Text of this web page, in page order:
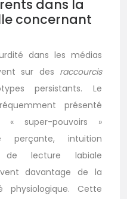
dans la
concernant
dans les médias
sur des raccourcis
persistants. Le
présenté
« super-pouvoirs »
perçante, intuition
de lecture labiale
davantage de la
Cette